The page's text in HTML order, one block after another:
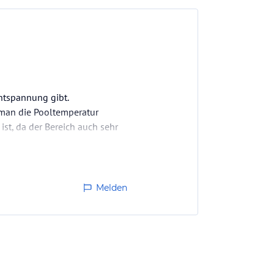
gibt.
die Pooltemperatur
da der Bereich auch sehr
Melden